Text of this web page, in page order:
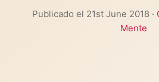
Publicado el 21st June 2018 ·
Mente